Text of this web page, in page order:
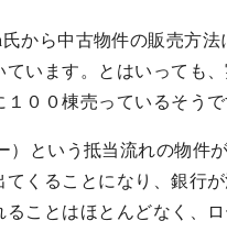
から中古物件の販売方
います。とはいっても
００棟売っているそうで
）という抵当流れの物
くることになり、銀行
ことはほとんどなく、